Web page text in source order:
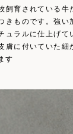
飼育されている牛
きものです。強い
ュラルに仕上げて
膚に付いていた細
す